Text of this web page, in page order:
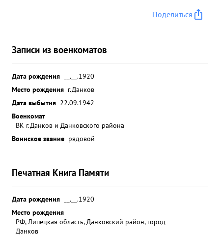
Поделиться
Записи из военкоматов
Дата рождения
__.__.1920
Место рождения г.Данков
Дата выбытия 22.09.1942
Военкомат
ВК г.Данков и Данковского района
Воинское звание рядовой
Печатная Книга Памяти
Дата рождения
__.__.1920
Место рождения
РФ, Липецкая область, Данковский район, город
Данков